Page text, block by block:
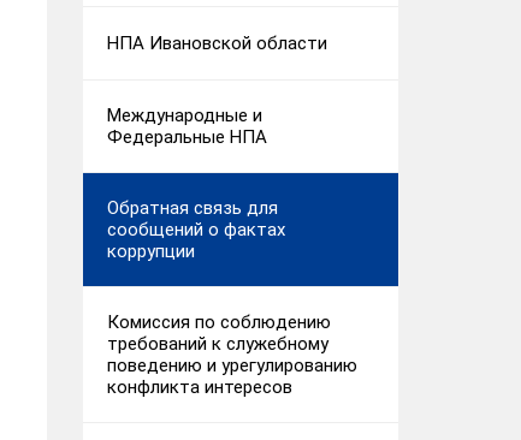
НПА Ивановской области
Международные и
Федеральные НПА
Обратная связь для
сообщений о фактах
коррупции
Комиссия по соблюдению
требований к служебному
поведению и урегулированию
конфликта интересов